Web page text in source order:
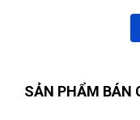
SẢN PHẨM BÁN